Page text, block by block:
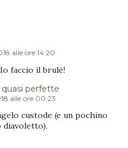
alle ore 14:20
faccio il brulé!
perfette
alle ore 00:23
custode (e un pochino
diavoletto).